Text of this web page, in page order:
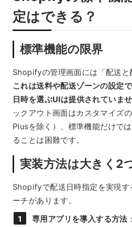
定はできる？
標準機能の限界
Shopifyの管理画面には「配送
これは送料や配送ゾーンの設定
日時を選ぶUIは提供されていま
ックアウト画面はカスタマイズ
Plusを除く）、標準機能だけで
ることは困難です。
実装方法は大きく2
Shopifyで配送日時指定を実現
ーチがあります。
専用アプリを導入する方法